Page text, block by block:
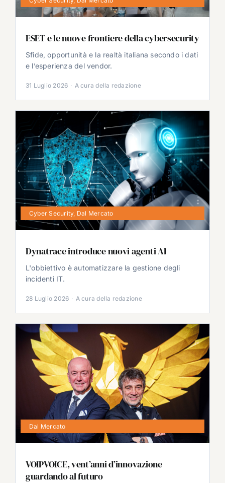
ESET e le nuove frontiere della cybersecurity
Sfide, opportunità e la realtà italiana secondo i dati
e l’esperienza del vendor.
31 Luglio 2026 · A cura della redazione
Cyber Security, Dal Mercato
Dynatrace introduce nuovi agenti AI
L'obbiettivo è automatizzare la gestione degli
incidenti IT.
28 Luglio 2026 · A cura della redazione
Dal Mercato
VOIPVOICE, vent’anni d’innovazione
guardando al futuro